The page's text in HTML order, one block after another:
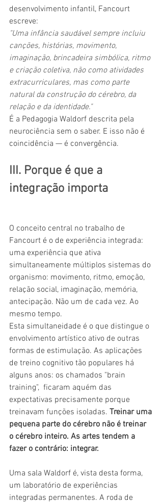
desenvolvimento infantil, Fancourt
escreve:
"Uma infância saudável sempre incluiu
canções, histórias, movimento,
imaginação, brincadeira simbólica, ritmo
e criação coletiva, não como atividades
extracurriculares, mas como parte
natural da construção do cérebro, da
relação e da identidade."
É a Pedagogia Waldorf descrita pela
neurociência sem o saber. E isso não é
coincidência — é convergência.
III. Porque é que a
integração importa
O conceito central no trabalho de
Fancourt é o de experiência integrada:
uma experiência que ativa
simultaneamente múltiplos sistemas do
organismo: movimento, ritmo, emoção,
relação social, imaginação, memória,
antecipação. Não um de cada vez. Ao
mesmo tempo.
Esta simultaneidade é o que distingue o
envolvimento artístico ativo de outras
formas de estimulação. As aplicações
de treino cognitivo tão populares há
alguns anos: os chamados "brain
training",  ficaram aquém das
expectativas precisamente porque
treinavam funções isoladas. Treinar uma
pequena parte do cérebro não é treinar
o cérebro inteiro. As artes tendem a
fazer o contrário: integrar.
Uma sala Waldorf é, vista desta forma,
um laboratório de experiências
integradas permanentes. A roda de